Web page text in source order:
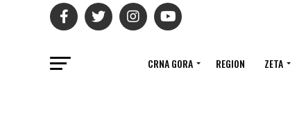
CRNA GORA REGION ZETA